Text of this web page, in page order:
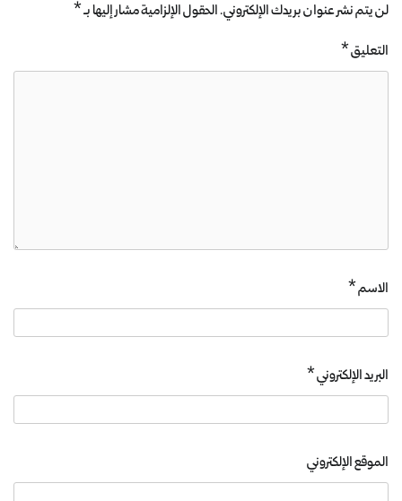
لن يتم نشر عنوان بريدك الإلكتروني.الحقول الإلزامية مشار إليها بـ*
التعليق*
الاسم*
البريد الإلكتروني*
الموقع الإلكتروني